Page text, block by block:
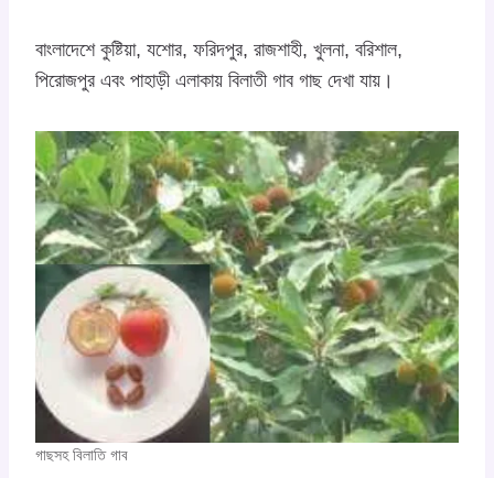
বাংলাদেশে কুষ্টিয়া, যশোর, ফরিদপুর, রাজশাহী, খুলনা, বরিশাল,
পিরোজপুর এবং পাহাড়ী এলাকায় বিলাতী গাব গাছ দেখা যায়।
গাছসহ বিলাতি গাব